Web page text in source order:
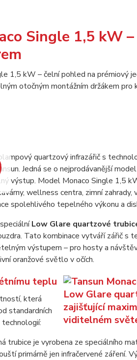
Single 1,5 kW
quartzový infrazářič s
Jedná se o nejprodávanější
výstup. Model Monaco Single 1,5
wellness centra, zimní
spolehlivého tepelného výkonu a
Low Glare quartzové
Tato kombinace vytváří zářič s
výstupem – pro hosty a
oranžové světlo v očích.
teplu
která
standardních
trubice je vyrobena ze speciálního
primárně jen infračervené záření.